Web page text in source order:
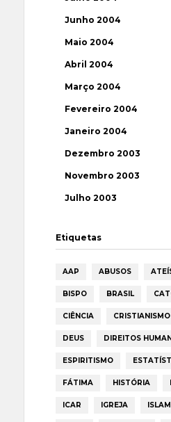
Junho 2004
Maio 2004
Abril 2004
Março 2004
Fevereiro 2004
Janeiro 2004
Dezembro 2003
Novembro 2003
Julho 2003
Etiquetas
AAP ABUSOS
BISPO BRASIL
CIÊNCIA CRISTIANISMO
DEUS DIREITOS
ESPIRITISMO
FÁTIMA HISTÓRIA
ICAR IGREJA